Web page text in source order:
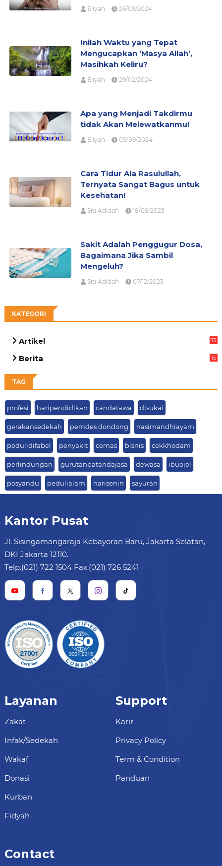
Eliyah 26/09/2024
Inilah Waktu yang Tepat
Mengucapkan ‘Masya Allah’,
Masihkah Keliru?
Eliyah 29/02/2024
Apa yang Menjadi Takdirmu
tidak Akan Melewatkanmu!
Eliyah 05/09/2024
Cara Tidur Ala Rasulullah,
Ternyata Sangat Bagus untuk
Kesehatan!
Siti Adidah 18/09/2023
Sakit Adalah Penggugur Dosa,
Bagaimana Jika Sambil
Mengeluh?
Siti Adidah 07/12/2023
KATEGORI
Artikel
13
Berita
15
TAG
profesi haripendidikan candatawa disukai
gerakansedekah pemdes dondong nasimandhiayam
pedulidifabel penyakit cemas bisnis cekkhodam
perlindungan gurutanpatandajasa dewasa ibuojol
posyandu pedulialam harisenin sayuran
Kantor Pusat
Jl. Sisingamangaraja Kebayoran Baru, Jakarta Selatan,
DKI Jakarta 12110.
Telp.(021) 722 1504 Fax.(021) 726 5241
Layanan
Zakat
Infak/Sedekah
Wakaf
Donasi
Kurban
Fidyah
Support
Karir
Privacy Policy
Term & Condition
Panduan
Contact